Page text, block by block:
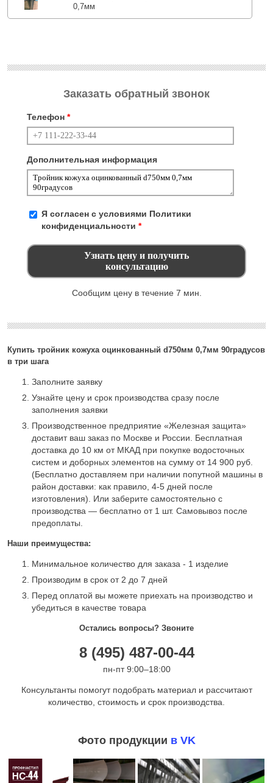
0,7мм
Купить тройник кожуха оцинкованный d750мм 0,7мм 90градусов
в три шага
Заполните заявку
Узнайте цену и срок производства сразу после
заполнения заявки
Производственное предприятие «Железная защита»
доставит ваш заказ по Москве и России. Бесплатная
доставка до 10 км от МКАД при покупке водосточных
систем и доборных элементов на сумму от 14 900 руб.
(Бесплатно доставляем при наличии попутной машины в
район доставки: как правило, 4-5 дней после
изготовления). Или заберите самостоятельно с
производства — бесплатно от 1 шт. Самовывоз после
предоплаты.
Наши преимущества:
Минимальное количество для заказа - 1 изделие
Производим в срок от 2 до 7 дней
Перед оплатой вы можете приехать на производство и
убедиться в качестве товара
Заказать обратный звонок
Телефон *
Дополнительная информация
Я согласен с условиями Политики
конфиденциальности *
Сообщим цену в течение 7 мин.
Остались вопросы? Звоните
8 (495) 487-00-44
пн-пт 9:00–18:00
Консультанты помогут подобрать материал и рассчитают
количество, стоимость и срок производства.
Фото продукции в VK